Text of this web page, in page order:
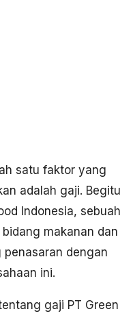
satu faktor yang
adalah gaji. Begitu
Indonesia, sebuah
makanan dan
penasaran dengan
ini.
gaji PT Green